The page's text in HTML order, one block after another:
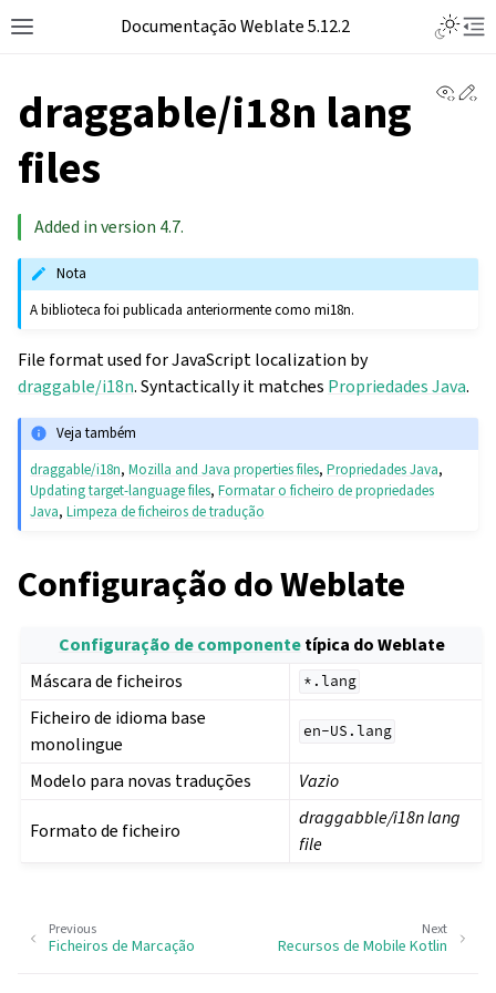
Toggle site navigation sidebar
Documentação Weblate 5.12.2
draggable/i18n lang
files
Added in version 4.7.
Nota
A biblioteca foi publicada anteriormente como mi18n.
File format used for JavaScript localization by
draggable/i18n. Syntactically it matches Propriedades Java.
Veja também
draggable/i18n,Mozilla and Java properties files,Propriedades Java,
Updating target-language files,Formatar o ficheiro de propriedades
Java,Limpeza de ficheiros de tradução
Configuração do Weblate
Configuração de componentetípica do Weblate
Máscara de ficheiros
*.lang
Ficheiro de idioma base
monolingue
en-US.lang
Modelo para novas traduções Vazio
Formato de ficheiro
draggabble/i18n lang
file
Next
Recursos de Mobile Kotlin
Previous
Ficheiros de Marcação